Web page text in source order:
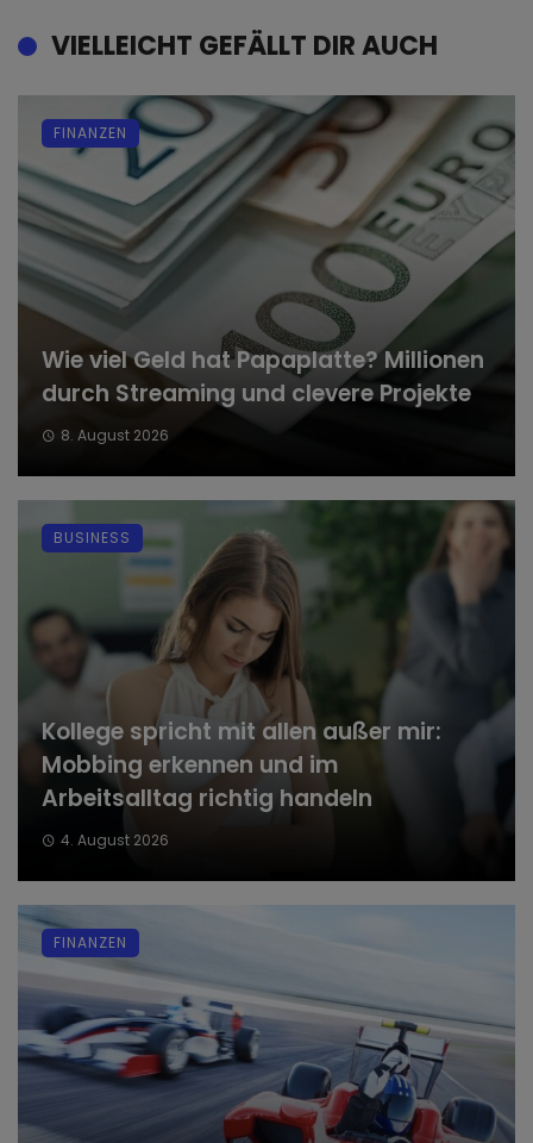
VIELLEICHT GEFÄLLT DIR AUCH
Wie viel Geld hat Papaplatte? Millionen
durch Streaming und clevere Projekte
8. August 2026
FINANZEN
Kollege spricht mit allen außer mir:
Mobbing erkennen und im
Arbeitsalltag richtig handeln
4. August 2026
BUSINESS
FINANZEN